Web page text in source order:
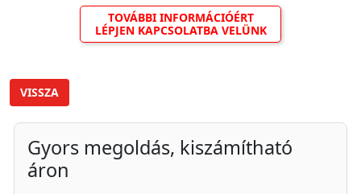
TOVÁBBI INFORMÁCIÓÉRT
LÉPJEN KAPCSOLATBA VELÜNK
VISSZA
Gyors megoldás, kiszámítható
áron